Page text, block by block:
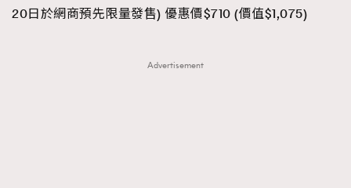
20日於網商預先限量發售) 優惠價$710 (價值$1,075)
Advertisement